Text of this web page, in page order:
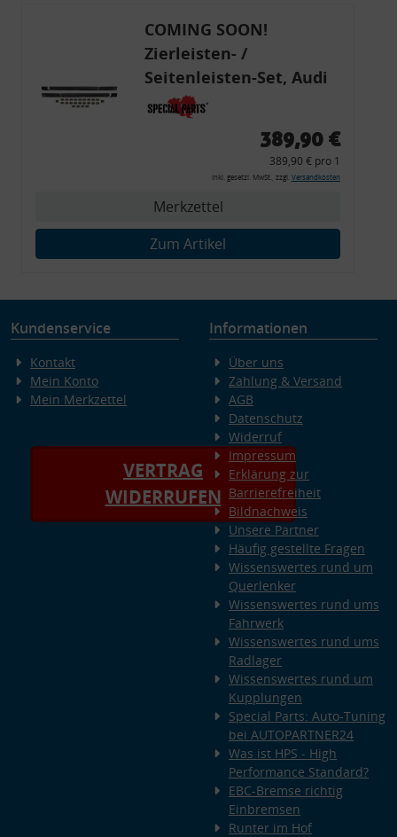
COMING SOON!
Zierleisten- /
Seitenleisten-Set, Audi
80 Cabrio, Coupe, S2, (6x
Zierleiste, 2x Kappe,
Montagewerkzeug)
389,90 €
389,90 € pro 1
inkl. gesetzl. MwSt., zzgl. Versandkosten
Merkzettel
Zum Artikel
Kundenservice
Kontakt
Mein Konto
Mein Merkzettel
VERTRAG
WIDERRUFEN
Informationen
Über uns
Zahlung & Versand
AGB
Datenschutz
Widerruf
Impressum
Erklärung zur
Barrierefreiheit
Bildnachweis
Unsere Partner
Häufig gestellte Fragen
Wissenswertes rund um
Querlenker
Wissenswertes rund ums
Fahrwerk
Wissenswertes rund ums
Radlager
Wissenswertes rund um
Kupplungen
Special Parts: Auto-Tuning
bei AUTOPARTNER24
Was ist HPS - High
Performance Standard?
EBC-Bremse richtig
Einbremsen
Runter im Hof